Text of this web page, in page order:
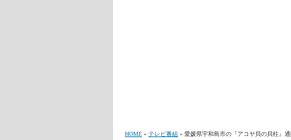
HOME » テレビ番組 » 愛媛県宇和島市の『アコヤ貝の貝柱』